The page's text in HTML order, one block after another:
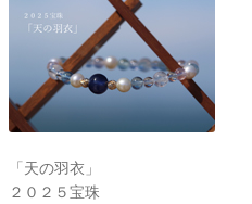
「天の羽衣」
２０２５宝珠